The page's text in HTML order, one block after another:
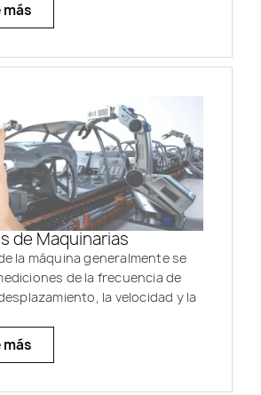
de Maquinarias
la máquina generalmente se
de la frecuencia de
la velocidad y la